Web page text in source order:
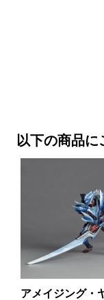
以下の商品に
アメイジング・